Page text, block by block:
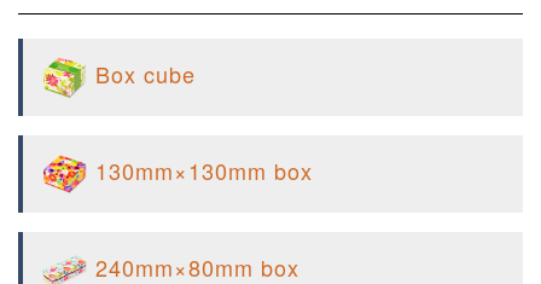
Box cube
130mm×130mm box
240mm×80mm box